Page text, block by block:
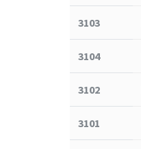
3103
3104
3102
3101